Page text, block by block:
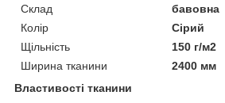
Склад
бавовна
Колір
Сірий
Щільність
150 г/м2
Ширина тканини
2400 мм
Властивості тканини